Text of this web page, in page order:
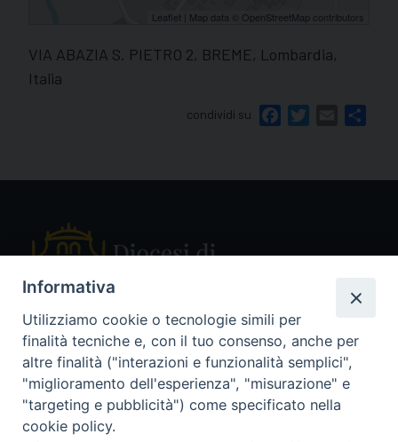
Leaflet | Map data © OpenStreetMap contributors
VIA ABAZIA S. PIETRO 2, BREME, Lombardia,
Italia
condividi su FacebookTwitterEmail
Piazza Sant'Ambrogio, 14 - 27029 Vigevano PV
Tel. 0381 78053
Fax 0381 696767
curia@diocesivigevano.it
Informativa
Utilizziamo cookie o tecnologie simili per
finalità tecniche e, con il tuo consenso, anche per
altre finalità ("interazioni e funzionalità semplici",
"miglioramento dell'esperienza", "misurazione" e
"targeting e pubblicità") come specificato nella
cookie policy.